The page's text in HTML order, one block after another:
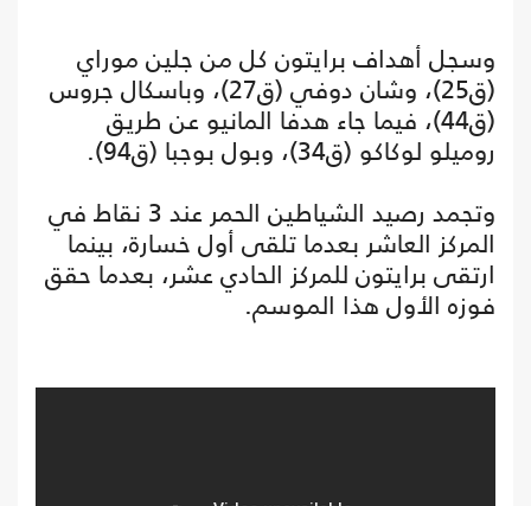
وسجل أهداف برايتون كل من جلين موراي
(ق25)، وشان دوفي (ق27)، وباسكال جروس
(ق44)، فيما جاء هدفا المانيو عن طريق
روميلو لوكاكو (ق34)، وبول بوجبا (ق94).
وتجمد رصيد الشياطين الحمر عند 3 نقاط في
المركز العاشر بعدما تلقى أول خسارة، بينما
ارتقى برايتون للمركز الحادي عشر، بعدما حقق
فوزه الأول هذا الموسم.